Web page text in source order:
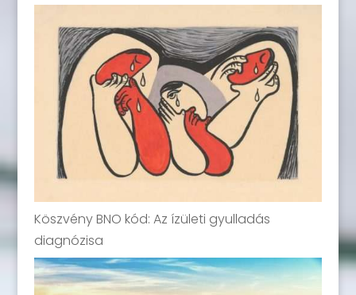
Köszvény BNO kód: Az ízületi gyulladás
diagnózisa